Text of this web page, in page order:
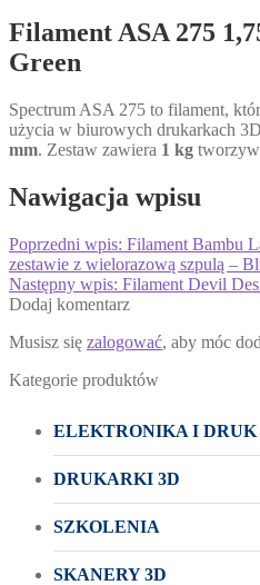
Filament ASA 275
Green
Spectrum ASA 275 to filament,
użycia w biurowych drukarkach
mm. Zestaw zawiera 1 kg
Nawigacja wpisu
Poprzedni wpis: Filament Bambu
zestawie z wielorazową szpulą –
Następny wpis: Filament Devil
Dodaj komentarz
Musisz się zalogować, aby móc
Kategorie produktów
ELEKTRONIKA I DRUK
DRUKARKI 3D
SZKOLENIA
SKANERY 3D